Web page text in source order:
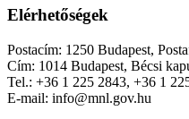
Elérhetőségek
Postacím: 1250 Budapest,
Cím: 1014 Budapest, Bécsi
Tel.: +36 1 225 2843, +36 1
E-mail: info@mnl.gov.hu